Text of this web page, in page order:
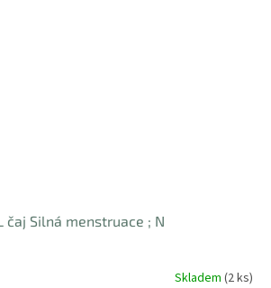
čaj Silná menstruace ; N
Skladem (2 ks)